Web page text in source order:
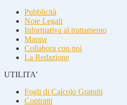
Pubblicità
Note Legali
Informativa al trattamento
Mappa
Collabora con noi
La Redazione
UTILITA'
Fogli di Calcolo Gratuiti
Contratti